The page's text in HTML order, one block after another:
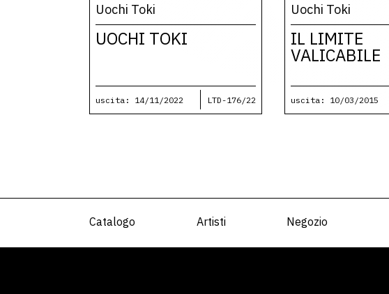
Uochi Toki
UOCHI TOKI
uscita: 14/11/2022 LTD-176/22
Uochi Toki
IL LIMITE
VALICABILE
uscita: 10/03/2015
Catalogo Artisti Negozio